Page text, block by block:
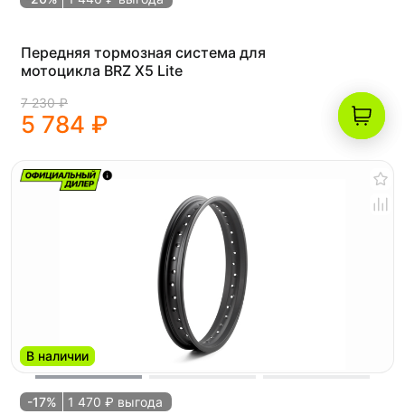
Передняя тормозная система для
мотоцикла BRZ X5 Lite
7 230 ₽
5 784 ₽
В наличии
-17% 1 470 ₽ выгода